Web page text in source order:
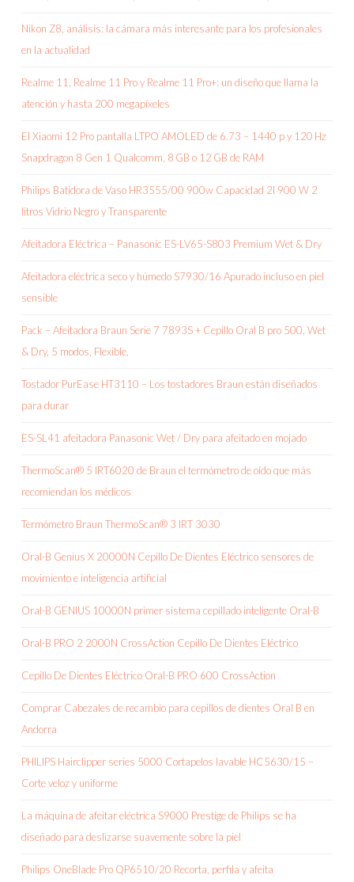
Nikon Z8, análisis: la cámara más interesante para los profesionales
en la actualidad
Realme 11, Realme 11 Pro y Realme 11 Pro+: un diseño que llama la
atención y hasta 200 megapíxeles
El Xiaomi 12 Pro pantalla LTPO AMOLED de 6.73 – 1440 p y 120 Hz
Snapdragon 8 Gen 1 Qualcomm, 8 GB o 12 GB de RAM
Philips Batidora de Vaso HR3555/00 900w Capacidad 2l 900 W 2
litros Vidrio Negro y Transparente
Afeitadora Eléctrica – Panasonic ES-LV65-S803 Premium Wet & Dry
Afeitadora eléctrica seco y húmedo S7930/16 Apurado incluso en piel
sensible
Pack – Afeitadora Braun Serie 7 7893S + Cepillo Oral B pro 500, Wet
& Dry, 5 modos, Flexible,
Tostador PurEase HT3110 – Los tostadores Braun están diseñados
para durar
ES-SL41 afeitadora Panasonic Wet / Dry para afeitado en mojado
ThermoScan® 5 IRT6020 de Braun el termómetro de oído que más
recomiendan los médicos
Termómetro Braun ThermoScan® 3 IRT 3030
Oral-B Genius X 20000N Cepillo De Dientes Eléctrico sensores de
movimiento e inteligencia artificial
Oral-B GENIUS 10000N primer sistema cepillado inteligente Oral-B
Oral-B PRO 2 2000N CrossAction Cepillo De Dientes Eléctrico
Cepillo De Dientes Eléctrico Oral-B PRO 600 CrossAction
Comprar Cabezales de recambio para cepillos de dientes Oral B en
Andorra
PHILIPS Hairclipper series 5000 Cortapelos lavable HC5630/15 –
Corte veloz y uniforme
La máquina de afeitar eléctrica S9000 Prestige de Philips se ha
diseñado para deslizarse suavemente sobre la piel
Philips OneBlade Pro QP6510/20 Recorta, perfila y afeita